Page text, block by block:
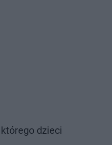
dzieci